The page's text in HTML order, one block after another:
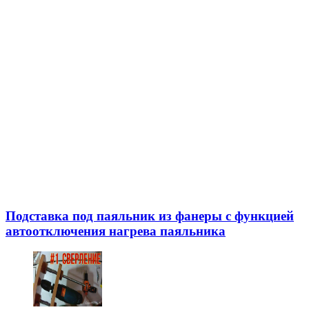
Подставка под паяльник из фанеры с функцией
автоотключения нагрева паяльника